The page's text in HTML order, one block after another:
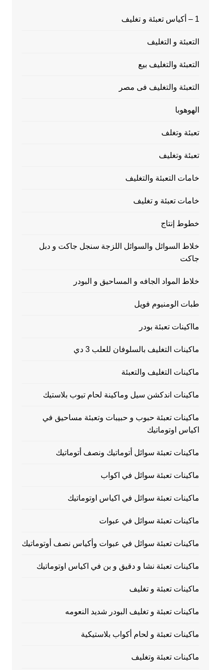
1 – أكياس تعبئة و تغليف
التعبئة و التغليف
التعبئة والتغليف بيع
التعبئة والتغليف فى مصر
الهوهوبا
تعبئة وتغلف
تعبئة وتغليف
خامات التعبئة والتغليف
خامات تعبئة و تغليف
خطوط إنتاج
خلاط السوائل والسوائل اللزجة سنجل جاكت و دبل
جاكت
خلاط المواد الجافه و المساحيق و البودر
طبات الومنيوم فويل
مااكينات تعبئة بودر
ماكينات التغليف بالسلوفان للعلب 3 دي
ماكينات التغليف والتعبئة
ماكينات اندكشن سيل وماكينة لحام تيوب بلاستيك
ماكينات تعبئة حبوب و حبيبات وتعبئة مساحيق في
اكياس اوتوماتيك
ماكينات تعبئة سوائل أتوماتيك ونصف أتوماتيك
ماكينات تعبئة سوائل في اكواب
ماكينات تعبئة سوائل في اكياس اوتوماتيك
ماكينات تعبئة سوائل في عبوات
ماكينات تعبئة سوائل في عبوات وأكياس نصف أوتوماتيك
ماكينات تعبئة نشا و دقيق و بن في اكياس اوتوماتيك
ماكينات تعبئة و تغليف
ماكينات تعبئة و تغليف البودر شديد النعومه
ماكينات تعبئة و لحام أكواب بلاستيكية
ماكينات تعبئة وتغليف